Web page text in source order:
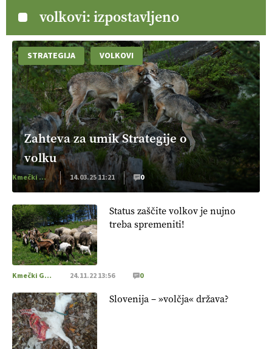
volkovi: izpostavljeno
STRATEGIJA VOLKOVI
Zahteva za umik Strategije o
volku
Kmečki Glas 14.03.25 11:21 0
Status zaščite volkov je nujno
treba spremeniti!
Kmečki Glas 24.11.22 13:56 0
Slovenija – »volčja« država?